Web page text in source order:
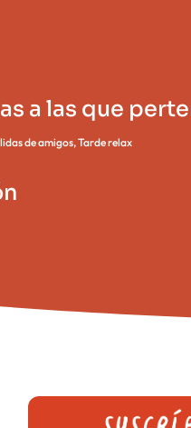
a las que
de amigos,Tarde relax